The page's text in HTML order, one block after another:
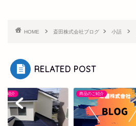
HOME 斎田株式会社ブログ 小話
RELATED POST
ご紹介 商品のご紹介